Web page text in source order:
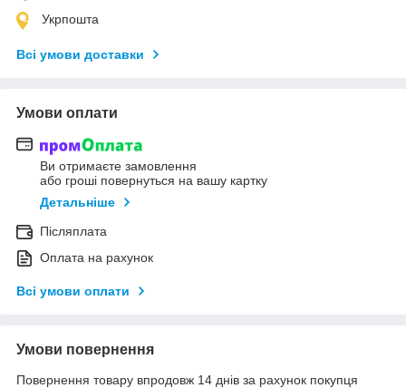
Укрпошта
Всі умови доставки
Умови оплати
Ви отримаєте замовлення
або гроші повернуться на вашу картку
Детальніше
Післяплата
Оплата на рахунок
Всі умови оплати
Умови повернення
Повернення товару впродовж 14 днів за рахунок покупця